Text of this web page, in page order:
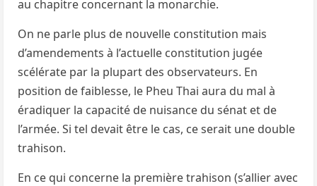
au chapitre concernant la monarchie.
On ne parle plus de nouvelle constitution mais
d’amendements à l’actuelle constitution jugée
scélérate par la plupart des observateurs. En
position de faiblesse, le Pheu Thai aura du mal à
éradiquer la capacité de nuisance du sénat et de
l’armée. Si tel devait être le cas, ce serait une double
trahison.
En ce qui concerne la première trahison (s’allier avec